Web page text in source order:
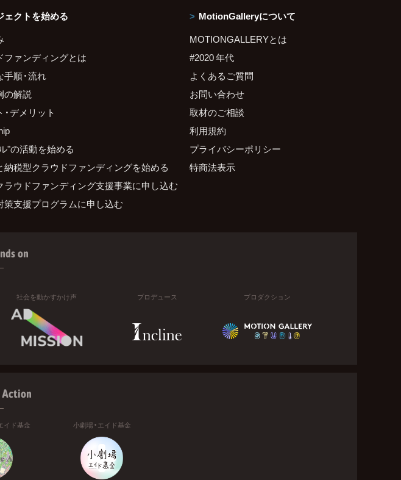
ェクトを始める
ファンディングとは
順・流れ
の解説
デメリット
"の活動を始める
納税型クラウドファンディングを始める
ラウドファンディング支援事業に申し込む
策支援プログラムに申し込む
MotionGalleryについて
MOTIONGALLERYとは
#2020 年代
よくあるご質問
お問い合わせ
取材のご相談
利用規約
プライバシーポリシー
特商法表示
on
社会を動かすかけ声 プロデュース プロダクション
イド基金 小劇場・エイド基金